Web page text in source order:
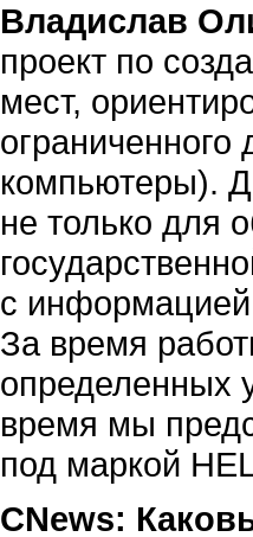
Владислав
проект по
мест,
компьютеры).
не только для
с
За время
определенных
время мы
под маркой
CNews: